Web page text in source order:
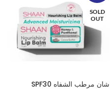
SOLD
OUT
شان مرطب الشفاه SPF30